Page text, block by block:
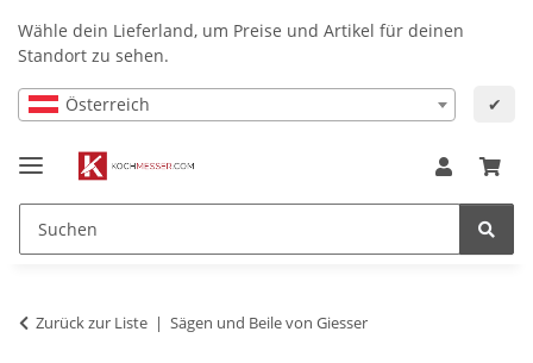
Wähle dein Lieferland, um Preise und Artikel für deinen
Standort zu sehen.
Österreich ✔
Zurück zur Liste Sägen und Beile von Giesser